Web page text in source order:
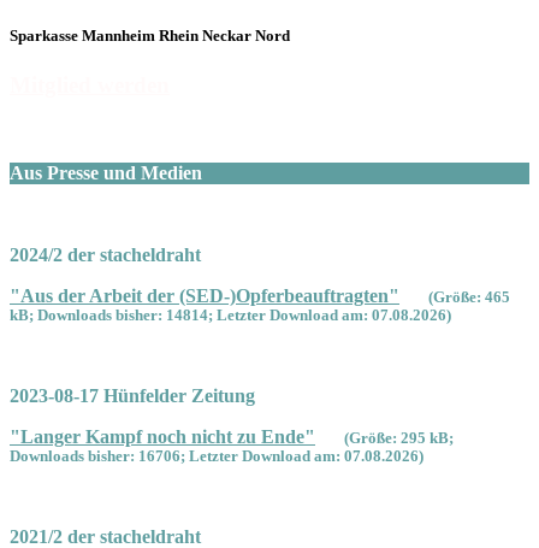
Sparkasse Mannheim Rhein Neckar Nord
Aus Presse und Medien
2024/2 der stacheldraht
"Aus der Arbeit der (SED-)Opferbeauftragten"
(Größe: 465
kB; Downloads bisher: 14814; Letzter Download am: 07.08.2026)
2023-08-17 Hünfelder Zeitung
"Langer Kampf noch nicht zu Ende"
(Größe: 295 kB;
Downloads bisher: 16706; Letzter Download am: 07.08.2026)
2021/2 der stacheldraht